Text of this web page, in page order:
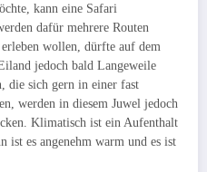
kann eine Safari
dafür mehrere Routen
wollen, dürfte auf dem
jedoch bald Langeweile
die sich gern in einer fast
werden in diesem Juwel jedoch
Klimatisch ist ein Aufenthalt
ist es angenehm warm und es ist